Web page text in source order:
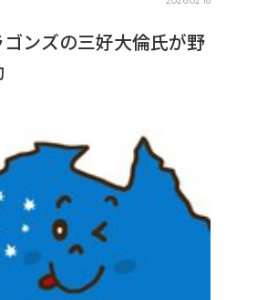
ンズの三好大倫氏が野